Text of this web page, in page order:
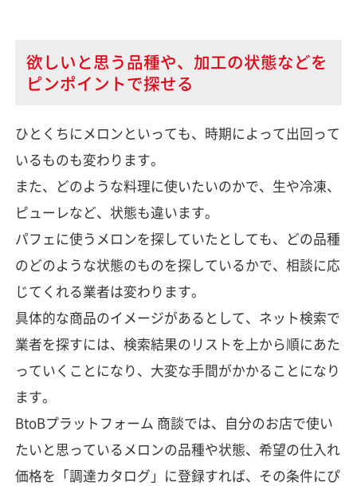
欲しいと思う品種や、加工の状態などを
ピンポイントで探せる
ひとくちにメロンといっても、時期によって出回って
いるものも変わります。
また、どのような料理に使いたいのかで、生や冷凍、
ピューレなど、状態も違います。
パフェに使うメロンを探していたとしても、どの品種
のどのような状態のものを探しているかで、相談に応
じてくれる業者は変わります。
具体的な商品のイメージがあるとして、ネット検索で
業者を探すには、検索結果のリストを上から順にあた
っていくことになり、大変な手間がかかることになり
ます。
BtoBプラットフォーム 商談では、自分のお店で使い
たいと思っているメロンの品種や状態、希望の仕入れ
価格を「調達カタログ」に登録すれば、その条件にぴ